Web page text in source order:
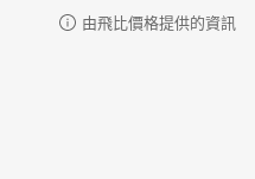
由飛比價格提供的資訊